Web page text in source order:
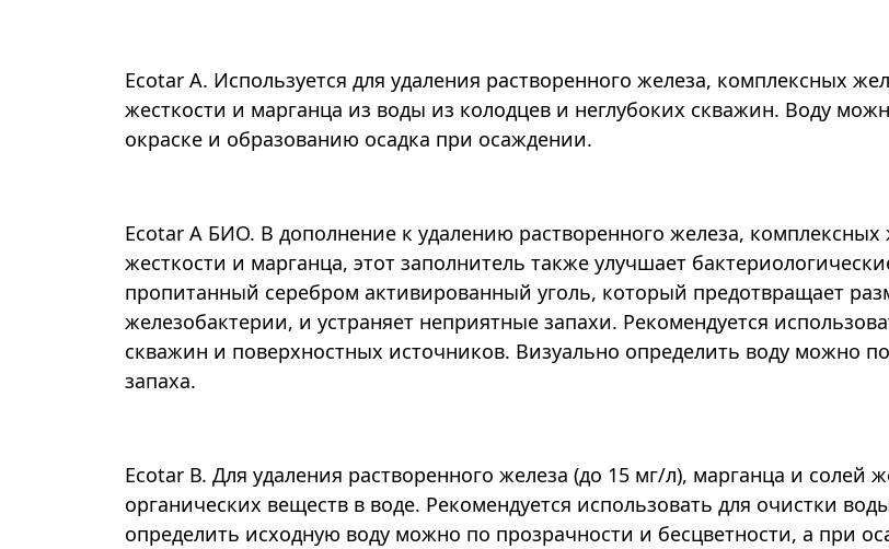
Ecotar А. Используется для удаления растворенного железа, комплексных
жесткости и марганца из воды из колодцев и неглубоких скважин. Воду
окраске и образованию осадка при осаждении.
Ecotar А БИО. В дополнение к удалению растворенного железа,
жесткости и марганца, этот заполнитель также улучшает
пропитанный серебром активированный уголь, который предотвращает
железобактерии, и устраняет неприятные запахи. Рекомендуется
скважин и поверхностных источников. Визуально определить воду можно
запаха.
Ecotar В. Для удаления растворенного железа (до 15 мг/л), марганца и
органических веществ в воде. Рекомендуется использовать для очистки
определить исходную воду можно по прозрачности и бесцветности, а при